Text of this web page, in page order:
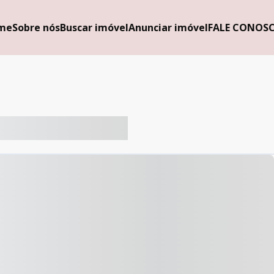
Sobre nósBuscar imóvelAnunciar imóvelFALE